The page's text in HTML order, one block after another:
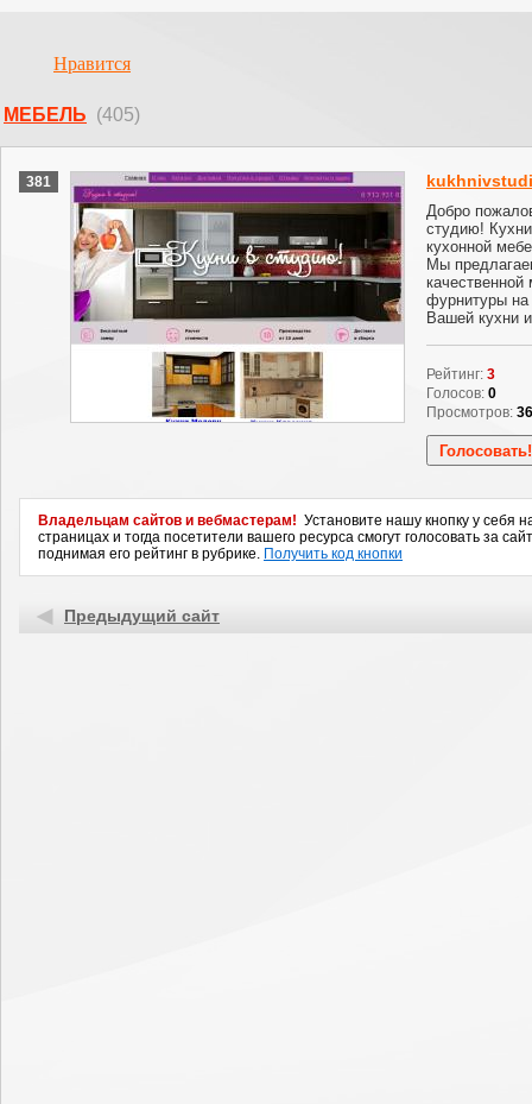
Нравится
МЕБЕЛЬ (405)
381
Добро
студию!
кухонной
Мы
фурнитуры
Вашей кухни
Рейтинг: 3
Голосов: 0
Просмотров:
Владельцам сайтов и вебмастерам! Установите нашу кнопку у себя
страницах и тогда посетители вашего ресурса смогут голосовать за
поднимая его рейтинг в рубрике. Получить код кнопки
Предыдущий сайт